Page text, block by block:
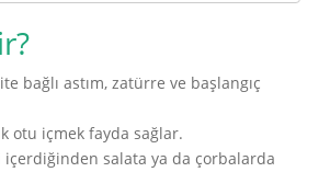
bağlı astım, zatürre ve başlangıç
otu içmek fayda sağlar.
içerdiğinden salata ya da çorbalarda